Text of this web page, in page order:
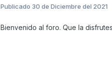
Publicado 30 de Diciembre del 2021
Bienvenido al foro. Que la